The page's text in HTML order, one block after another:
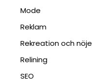
Mode
Reklam
Rekreation och nöje
Relining
SEO